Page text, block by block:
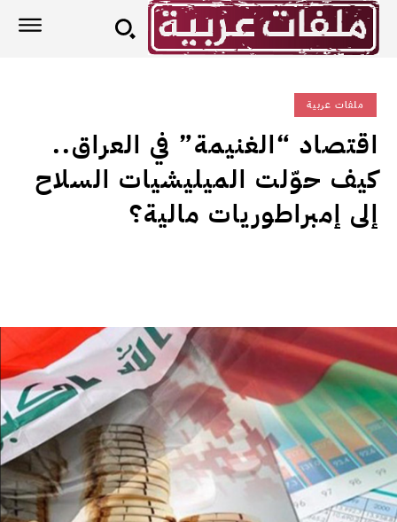
ملفات عربية
اقتصاد “الغنيمة” في العراق..
كيف حوّلت الميليشيات السلاح
إلى إمبراطوريات مالية؟